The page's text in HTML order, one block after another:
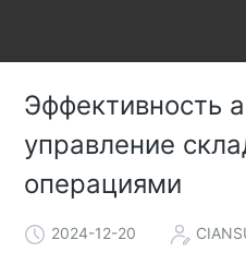
Эффективность
управление
операциями
2024-12-20